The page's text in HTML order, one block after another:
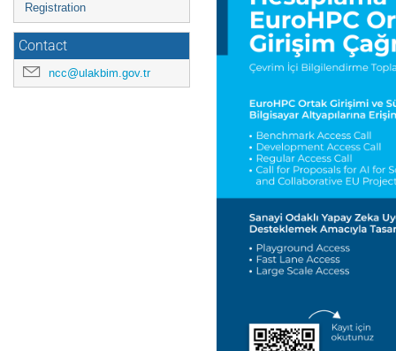
Registration
Contact
ncc@ulakbim.gov.tr